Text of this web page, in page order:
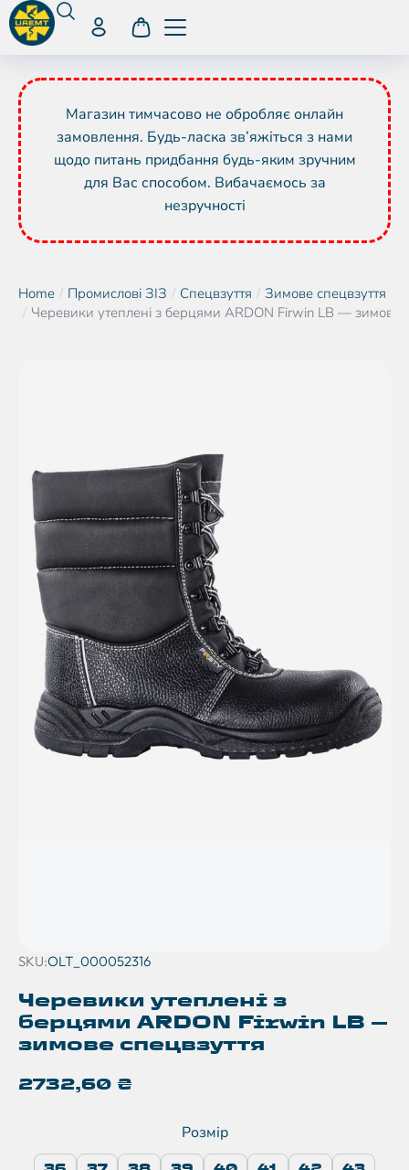
Магазин тимчасово не обробляє онлайн
замовлення. Будь-ласка зв’яжіться з нами
щодо питань придбання будь-яким зручним
для Вас способом. Вибачаємось за
незручності
You are here:
Home Промислові ЗІЗ Спецвзуття
Зимове спецвзуття
Черевики утеплені з берцями ARDON Firwin LB — зимове
SKU:OLT_000052316
Черевики утеплені з
берцями ARDON Firwin LB —
зимове спецвзуття
2732,60 ₴
Розмір